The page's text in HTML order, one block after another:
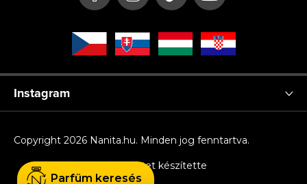
Instagram
Shoptet készítette
Copyright 2026 Nanita.hu. Minden jog fenntartva.
Parfüm keresés